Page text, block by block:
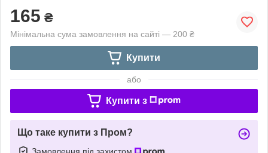
165 ₴
Мінімальна сума замовлення на сайті — 200 ₴
Купити
або
Купити з
Що таке купити з Пром?
Замовлення під захистом